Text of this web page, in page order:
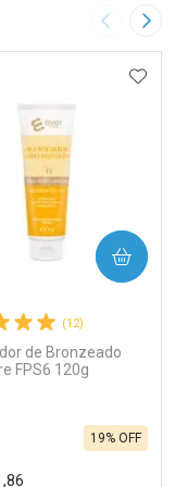
Imagem
FAVORITOS
(12)
de Bronzeado
FPS6 120g
,86
19% OFF
COMPRAR